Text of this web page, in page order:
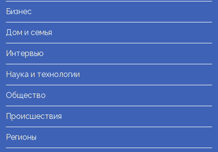
Бизнес
Дом и семья
Интервью
Наука и технологии
Общество
Происшествия
Регионы